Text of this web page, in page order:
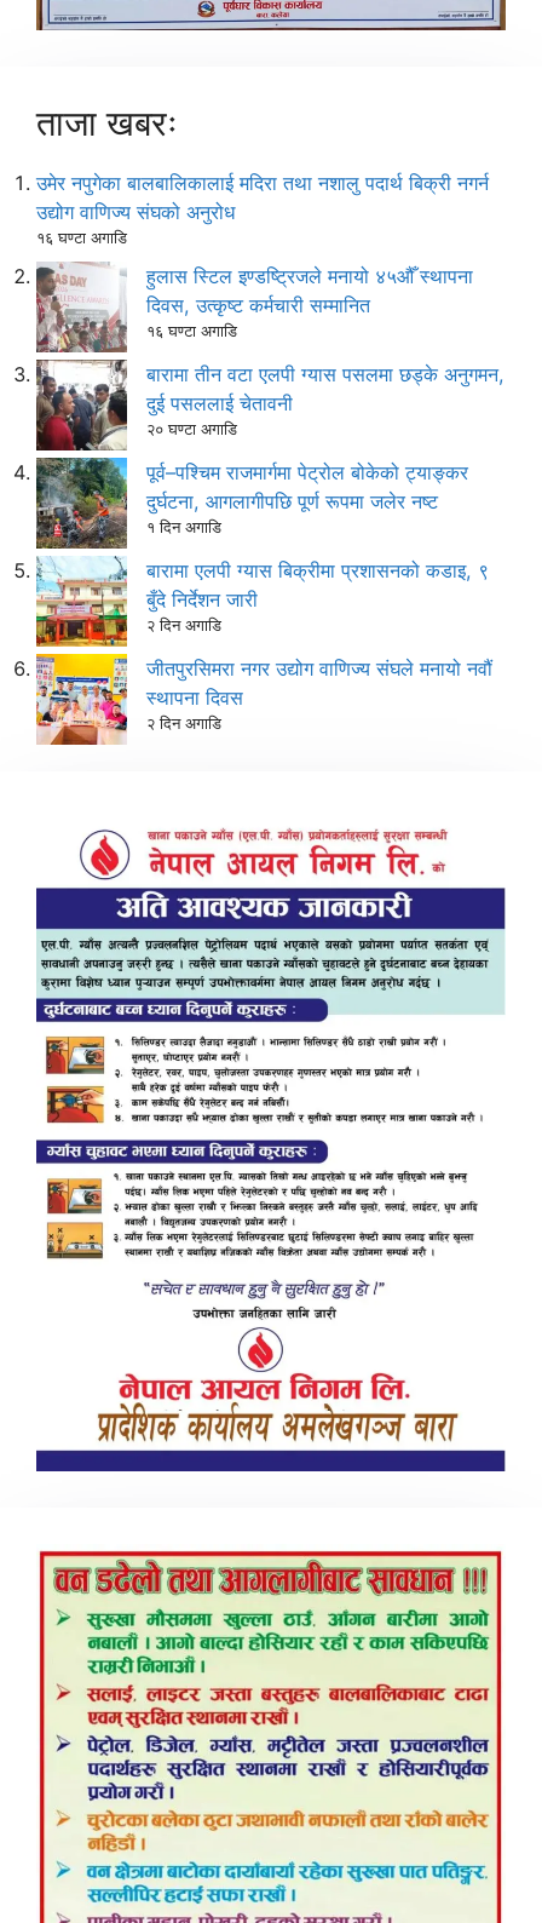
ताजा खबरः
उमेर नपुगेका बालबालिकालाई मदिरा तथा नशालु पदार्थ बिक्री नगर्न
उद्योग वाणिज्य संघको अनुरोध
१६ घण्टा अगाडि
हुलास स्टिल इण्डष्ट्रिजले मनायो ४५औँ स्थापना
दिवस, उत्कृष्ट कर्मचारी सम्मानित
१६ घण्टा अगाडि
बारामा तीन वटा एलपी ग्यास पसलमा छड्के अनुगमन,
दुई पसललाई चेतावनी
२० घण्टा अगाडि
पूर्व–पश्चिम राजमार्गमा पेट्रोल बोकेको ट्याङ्कर
दुर्घटना, आगलागीपछि पूर्ण रूपमा जलेर नष्ट
१ दिन अगाडि
बारामा एलपी ग्यास बिक्रीमा प्रशासनको कडाइ, ९
बुँदे निर्देशन जारी
२ दिन अगाडि
जीतपुरसिमरा नगर उद्योग वाणिज्य संघले मनायो नवौं
स्थापना दिवस
२ दिन अगाडि